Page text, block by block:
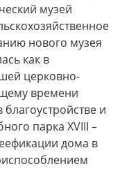
музей
нового музея
как в
церковно-
времени
и
парка XVIII –
дома в